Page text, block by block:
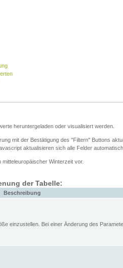
heruntergeladen oder visualisiert werden.
mit der Bestätigung des "Filtern" Buttons
aktualisieren sich alle Felder automatisch.
Winterzeit vor.
der Tabelle:
Beschreibung
einzustellen. Bei einer Änderung des